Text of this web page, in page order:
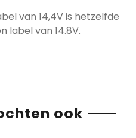
van 14,4V is hetzelfde
label van 14.8V.
ook